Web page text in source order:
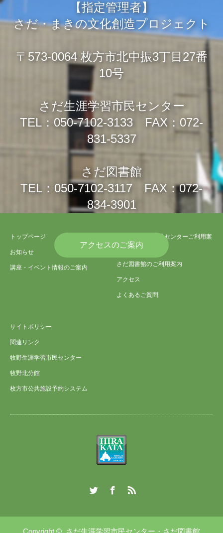
【指定管理者】
さだ・まきの文化創造プロジェクト
〒573-0064 枚方市北中振3丁目27番
10号
さだ生涯学習市民センター
TEL：050-7102-3133 FAX：072-
831-5337
さだ図書館
TEL：050-7102-3117 FAX：072-
834-3901
アクセスのご案内
トップページ
お知らせ
講座・イベント情報のご案内
さだ生涯学習市民センターご利用案
内
さだ図書館のご利用案内
アクセス
よくあるご質問
サイトポリシー
関連リンク
牧野生涯学習市民センター
牧野北分館
枚方市公共施設予約システム